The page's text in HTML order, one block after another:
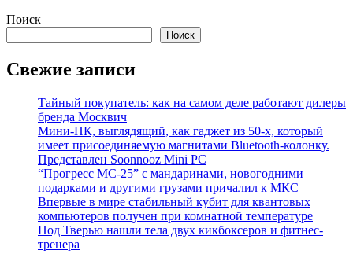
Поиск
Поиск
Свежие записи
Тайный покупатель: как на самом деле работают дилеры
бренда Москвич
Мини-ПК, выглядящий, как гаджет из 50-х, который
имеет присоединяемую магнитами Bluetooth-колонку.
Представлен Soonnooz Mini PC
“Прогресс МС-25” с мандаринами, новогодними
подарками и другими грузами причалил к МКС
Впервые в мире стабильный кубит для квантовых
компьютеров получен при комнатной температуре
Под Тверью нашли тела двух кикбоксеров и фитнес-
тренера